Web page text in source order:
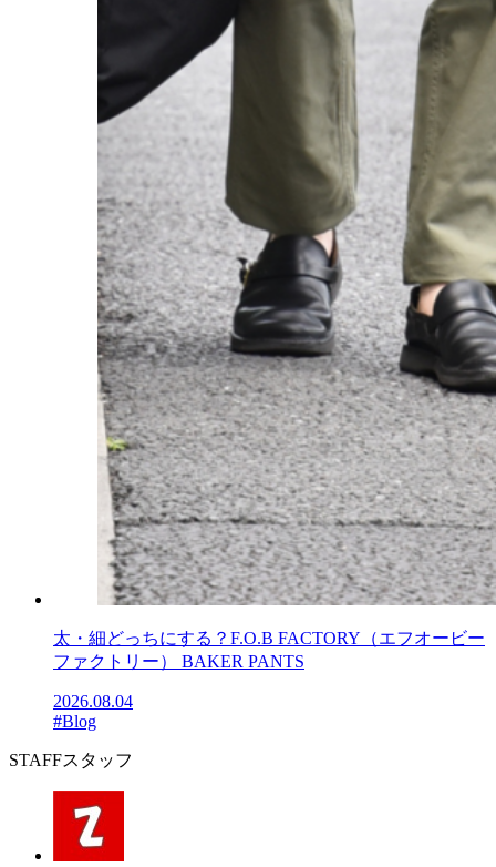
太・細どっちにする？F.O.B FACTORY（エフオービー
ファクトリー） BAKER PANTS
2026.08.04
#Blog
STAFFスタッフ